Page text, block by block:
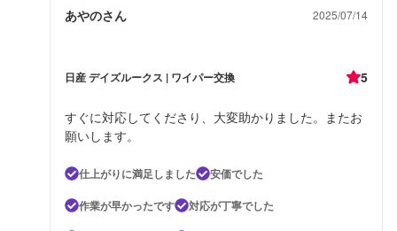
あやのさん 2025/07/14
日産 デイズルークス | ワイパー交換 5
すぐに対応してくださり、大変助かりました。またお
願いします。
仕上がりに満足しました
安価でした
作業が早かったです
対応が丁寧でした